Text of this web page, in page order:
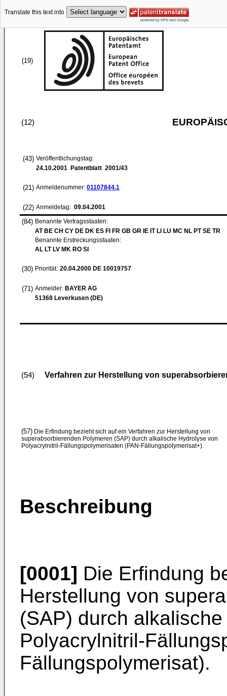
Translate this text into
(19)
(12)
(43) Veröffentlichungstag:
24.10.2001 Patentblatt 2001/43
(21) Anmeldenummer: 01107844.1
(22) Anmeldetag: 09.04.2001
(84) Benannte Vertragsstaaten:
AT BE CH CY DE DK ES FI FR GB GR IE IT LI LU MC NL PT SE TR
Benannte Erstreckungsstaaten:
AL LT LV MK RO SI
(30) Priorität: 20.04.2000 DE 10019757
(71) Anmelder: BAYER AG
51368 Leverkusen (DE)
(54) Verfahren zur Herstellung von
(57) Die Erfindung bezieht sich auf ein Verfahren zur Herstellung von
superabsorbierenden Polymeren (SAP) durch alkalische Hydrolyse von
Polyacrylnitril-Fällungspolymerisaten (PAN-Fällungspolymerisat+).
Beschreibung
[0001] Die Erfindung
Herstellung von
(SAP) durch
Polyacrylnitril-
Fällungspolymerisat).